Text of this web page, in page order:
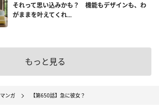
それって思い込みかも？ 機能もデザインも、わ
がままを叶えてくれ...
もっと見る
マンガ 【第650話】急に彼女？